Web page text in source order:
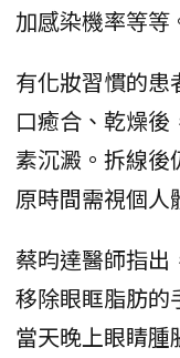
加感染機率等等
有化妝習慣的患
口癒合、乾燥
素沉澱。拆線後
原時間需視個人
蔡昀達醫師指出
移除眼眶脂肪的
當天晚上眼睛腫